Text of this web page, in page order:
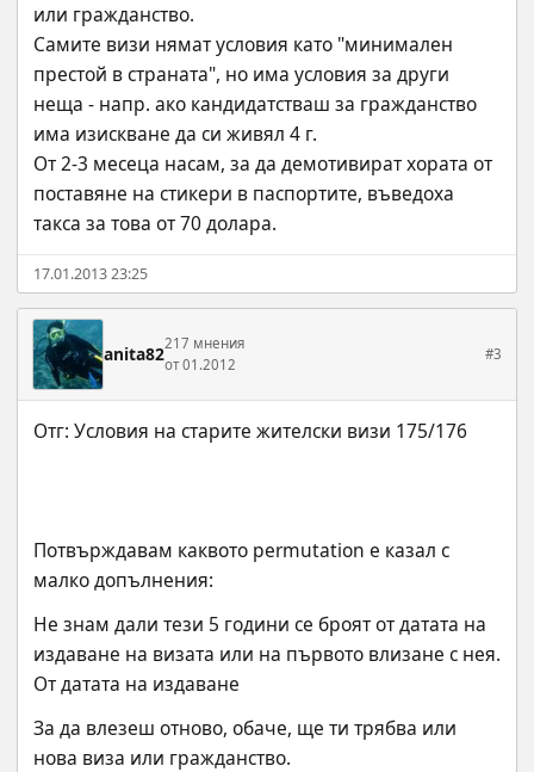
или гражданство.
Самите визи нямат условия като "минимален
престой в страната", но има условия за други
неща - напр. ако кандидатстваш за гражданство
има изискване да си живял 4 г.
От 2-3 месеца насам, за да демотивират хората от
поставяне на стикери в паспортите, въведоха
такса за това от 70 долара.
17.01.2013 23:25
anita82217 мнения
от 01.2012
#3
Потвърждавам каквото permutation е казал с
малко допълнения:
Не знам дали тези 5 години се броят от датата на
издаване на визата или на първото влизане с нея.
От датата на издаване
За да влезеш отново, обаче, ще ти трябва или
нова виза или гражданство.